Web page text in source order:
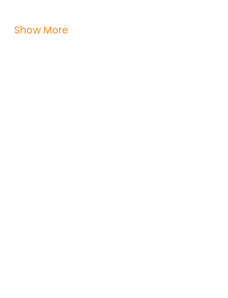
Show More